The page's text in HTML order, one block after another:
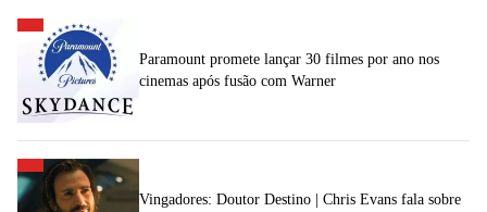
Paramount promete lançar 30 filmes por ano nos
cinemas após fusão com Warner
Vingadores: Doutor Destino | Chris Evans fala sobre